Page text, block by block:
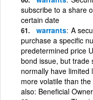
subscribe to a share
certain date
warrants A
purchase a specific
predetermined price
bond issue, but trade
normally have limited
more volatile than
also: Beneficial